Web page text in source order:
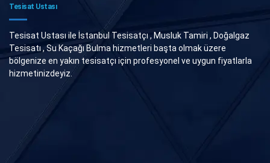
Tesisat Ustası
Tesisat Ustası ile İstanbul Tesisatçı , Musluk Tamiri , Doğalgaz
Tesisatı , Su Kaçağı Bulma hizmetleri başta olmak üzere
bölgenize en yakın tesisatçı için profesyonel ve uygun fiyatlarla
hizmetinizdeyiz.